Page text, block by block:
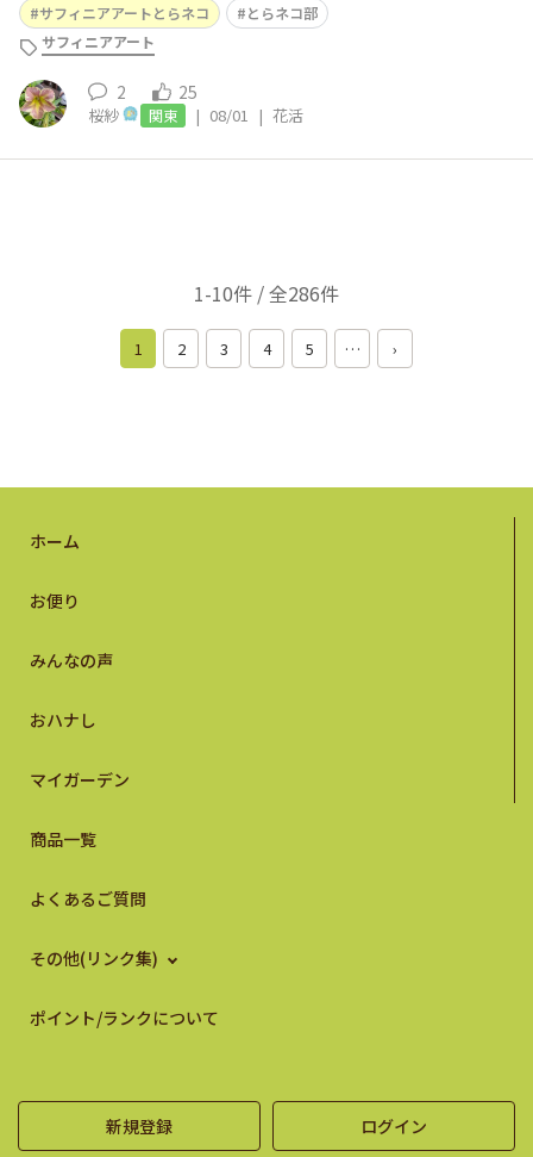
サフィニアアートとらネコ
とらネコ部
サフィニアアート
2 25
桜紗 関東 | 08/01 | 花活
1-10件 / 全286件
1 2 3 4 5 … ›
ホーム
お便り
みんなの声
おハナし
マイガーデン
商品一覧
よくあるご質問
その他(リンク集)
ポイント/ランクについて
新規登録 ログイン